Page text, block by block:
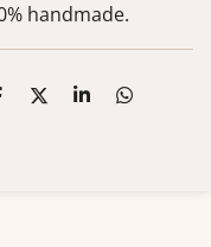
handmade.
D
S
D